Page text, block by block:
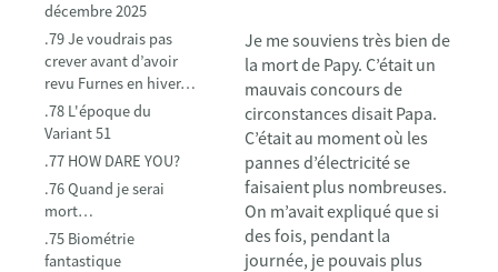
décembre 2025
.79 Je voudrais pas
crever avant d’avoir
revu Furnes en hiver…
.78 L'époque du
Variant 51
.77 HOW DARE YOU?
.76 Quand je serai
mort…
.75 Biométrie
fantastique
Je me souviens très bien de
la mort de Papy. C’était un
mauvais concours de
circonstances disait Papa.
C’était au moment où les
pannes d’électricité se
faisaient plus nombreuses.
On m’avait expliqué que si
des fois, pendant la
journée, je pouvais plus